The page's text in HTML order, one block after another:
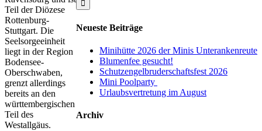
Neueste Beiträge
Minihütte 2026 der Minis Unterankenreute
Blumenfee gesucht!
Schutzengelbruderschaftsfest 2026
Mini Poolparty
Urlaubsvertretung im August
Archiv
Teil der Diözese
Rottenburg-
Stuttgart. Die
Seelsorgeeinheit
liegt in der Region
Bodensee-
Oberschwaben,
grenzt allerdings
bereits an den
württembergischen
Teil des
Westallgäus.